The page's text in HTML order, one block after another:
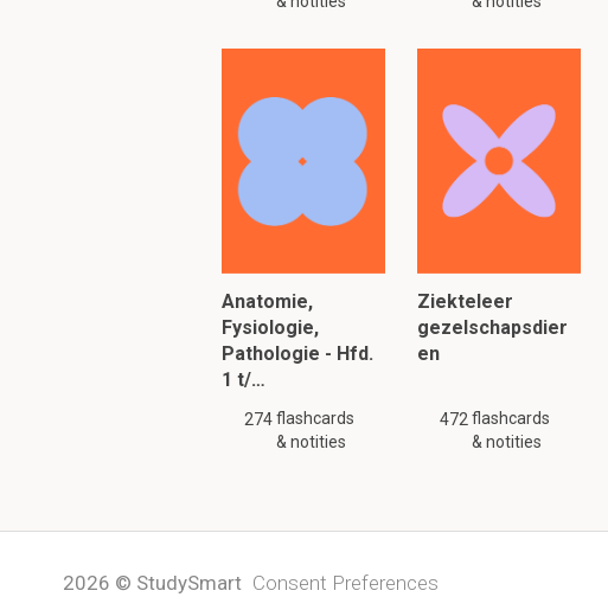
Anatomie,
Fysiologie,
Pathologie - Hfd.
1 t/…
274flashcards
& notities
Ziekteleer
gezelschapsdier
en
472 flashcards
& notities
2026 © StudySmart Consent Preferences